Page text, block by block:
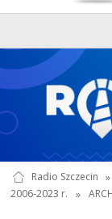
Radio Szczecin »
2006-2023 r.
»